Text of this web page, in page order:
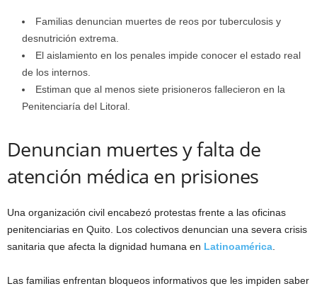
Familias denuncian muertes de reos por tuberculosis y
desnutrición extrema.
El aislamiento en los penales impide conocer el estado real
de los internos.
Estiman que al menos siete prisioneros fallecieron en la
Penitenciaría del Litoral.
Denuncian muertes y falta de
atención médica en prisiones
Una organización civil encabezó protestas frente a las oficinas
penitenciarias en Quito. Los colectivos denuncian una severa crisis
sanitaria que afecta la dignidad humana en Latinoamérica.
Las familias enfrentan bloqueos informativos que les impiden saber